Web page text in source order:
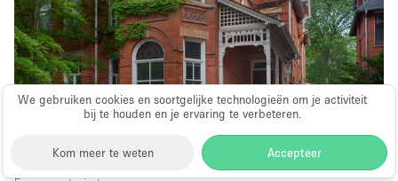
We gebruiken cookies en soortgelijke technologieën om je activiteit
bij te houden en je ervaring te verbeteren.
Kom meer te weten Accepteer